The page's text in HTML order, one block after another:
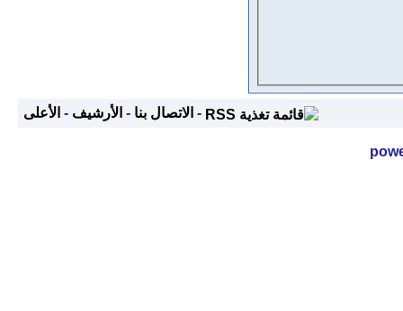
- الاتصال بنا - الأرشيف - الأعلى